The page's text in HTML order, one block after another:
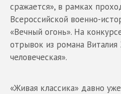
сражается», в рамках
Всероссийской военно-
«Вечный огонь». На
отрывок из романа
человеческая».
«Живая классика» давно